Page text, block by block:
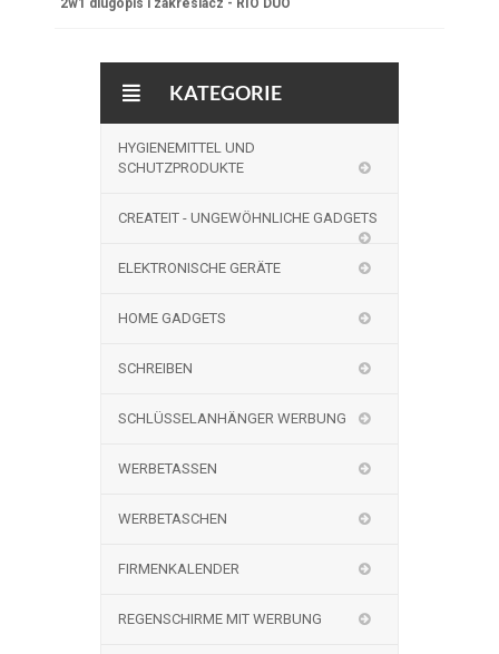
2w1 dlugopis i zakreslacz - RIO DUO
KATEGORIE
HYGIENEMITTEL UND
SCHUTZPRODUKTE
CREATEIT - UNGEWÖHNLICHE GADGETS
ELEKTRONISCHE GERÄTE
HOME GADGETS
SCHREIBEN
SCHLÜSSELANHÄNGER WERBUNG
WERBETASSEN
WERBETASCHEN
FIRMENKALENDER
REGENSCHIRME MIT WERBUNG